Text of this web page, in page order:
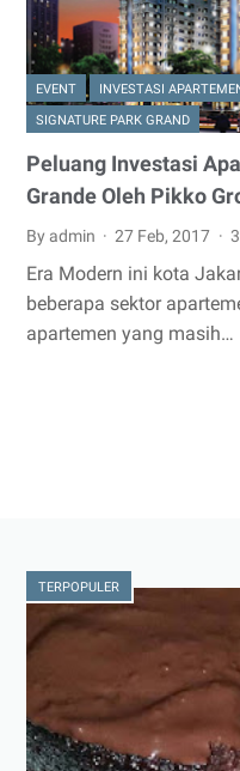
EVENT INVESTASI
SIGNATURE PARK GRAND
Peluang Investasi
Grande Oleh Pikko
By admin 27 Feb, 2017
Era Modern ini kota
beberapa sektor
apartemen yang masih…
TERPOPULER